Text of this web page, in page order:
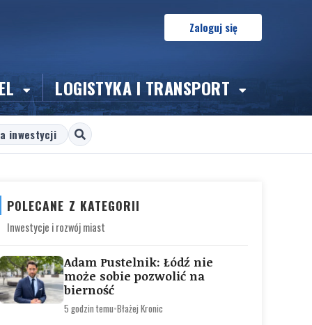
LOGISTYKA I TRANSPORT
Zaloguj się
inwestycji
POLECANE Z KATEGORII
Inwestycje i rozwój miast
Adam Pustelnik: Łódź nie
może sobie pozwolić na
bierność
5 godzin temu•Błażej Kronic